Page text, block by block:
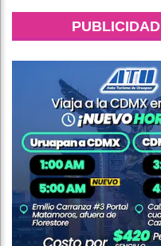
PUBLICIDAD